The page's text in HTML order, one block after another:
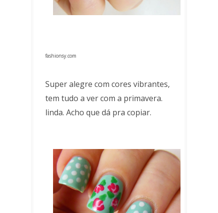
fashionsy.com
Super alegre com cores vibrantes,
tem tudo a ver com a primavera.
linda. Acho que dá pra copiar.